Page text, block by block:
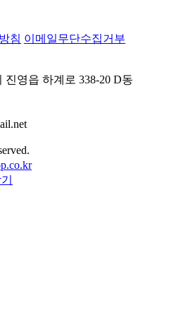
침 이메일무단수집거부
진영읍 하계로 338-20 D동